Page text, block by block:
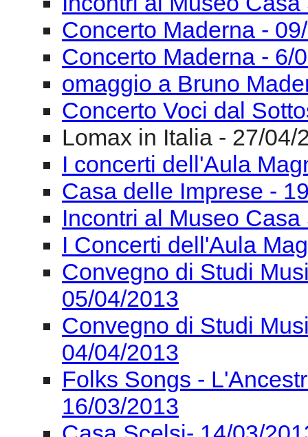
Concerto Maderna -
Concerto Maderna - 6/
omaggio a Bruno
Concerto Voci dal
Lomax in Italia - 27/04/
I concerti dell'Aula
Casa delle Imprese -
Incontri al Museo
I Concerti dell'Aula
Convegno di Studi
05/04/2013
Convegno di Studi
04/04/2013
Folks Songs -
16/03/2013